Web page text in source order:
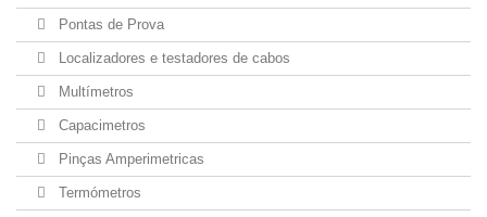
Pontas de Prova
Localizadores e testadores de cabos
Multímetros
Capacimetros
Pinças Amperimetricas
Termómetros